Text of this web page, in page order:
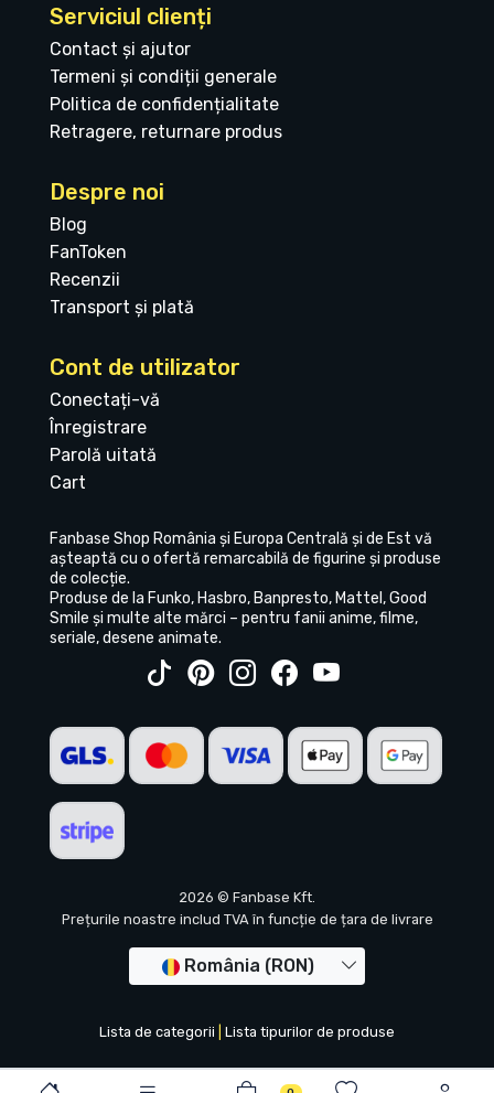
Serviciul clienți
Contact și ajutor
Termeni și condiții generale
Politica de confidențialitate
Retragere, returnare produs
Despre noi
Blog
FanToken
Recenzii
Transport și plată
Cont de utilizator
Conectați-vă
Înregistrare
Parolă uitată
Cart
Fanbase Shop România și Europa Centrală și de Est vă
așteaptă cu o ofertă remarcabilă de figurine și produse
de colecție.
Produse de la Funko, Hasbro, Banpresto, Mattel, Good
Smile și multe alte mărci – pentru fanii anime, filme,
seriale, desene animate.
2026 © Fanbase Kft.
Prețurile noastre includ TVA în funcție de țara de livrare
România (RON)
Lista de categorii Lista tipurilor de produse